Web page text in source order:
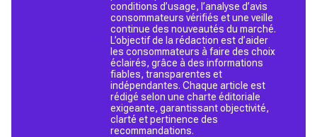
conditions d’usage, l’analyse d’avis
consommateurs vérifiés et une veille
continue des nouveautés du marché.
L’objectif de la rédaction est d’aider
les consommateurs à faire des choix
éclairés, grâce à des informations
fiables, transparentes et
indépendantes. Chaque article est
rédigé selon une charte éditoriale
exigeante, garantissant objectivité,
clarté et pertinence des
recommandations.